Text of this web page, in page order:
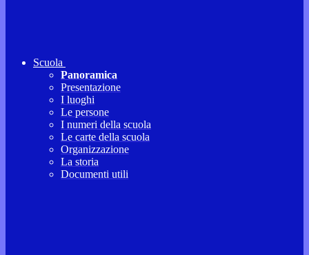
Scuola
Panoramica
Presentazione
I luoghi
Le persone
I numeri della scuola
Le carte della scuola
Organizzazione
La storia
Documenti utili